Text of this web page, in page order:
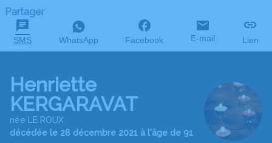
Partager
SMS WhatsApp Facebook E-mail Lien
Henriette
KERGARAVAT
née LE ROUX
décédée le 28 décembre 2021 à l'âge de 91